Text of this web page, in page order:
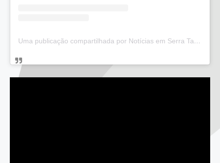
Uma publicação compartilhada por Notícias em Serra Talhada (@bloglucianarego)